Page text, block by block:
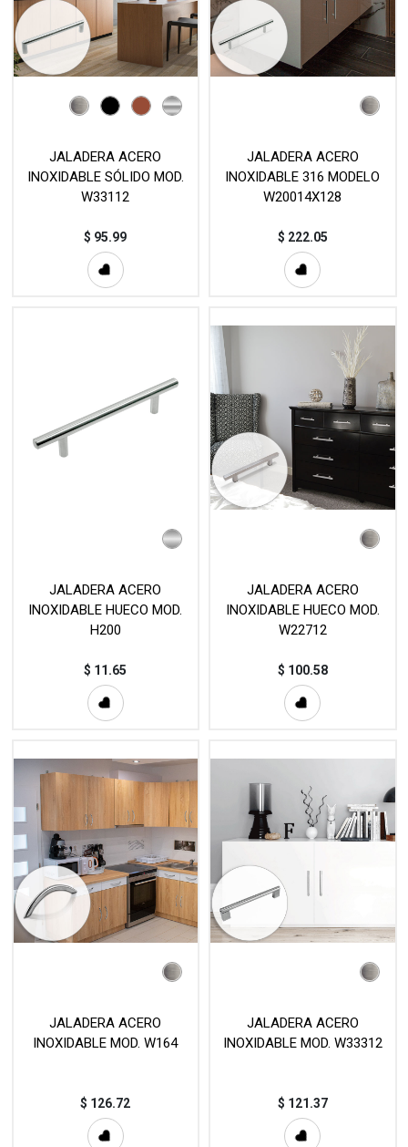
JALADERA ACERO
INOXIDABLE SÓLIDO MOD.
W33112
$ 95.99
JALADERA ACERO
INOXIDABLE 316 MODELO
W20014X128
$ 222.05
JALADERA ACERO
INOXIDABLE HUECO MOD.
H200
$ 11.65
JALADERA ACERO
INOXIDABLE HUECO MOD.
W22712
$ 100.58
JALADERA ACERO
INOXIDABLE MOD. W164
$ 126.72
JALADERA ACERO
INOXIDABLE MOD. W33312
$ 121.37